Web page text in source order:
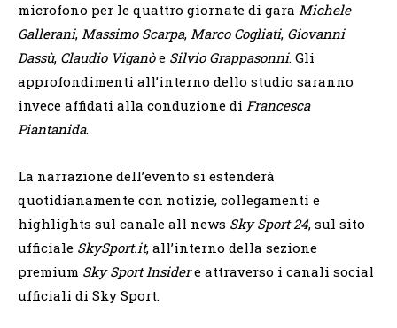
microfono per le quattro giornate di gara Michele
Gallerani, Massimo Scarpa, Marco Cogliati, Giovanni
Dassù, Claudio Viganòe Silvio Grappasonni. Gli
approfondimenti all’interno dello studio saranno
invece affidati alla conduzione di Francesca
Piantanida.
La narrazione dell’evento si estenderà
quotidianamente con notizie, collegamenti e
highlights sul canale all news Sky Sport 24, sul sito
ufficiale SkySport.it, all’interno della sezione
premium Sky Sport Insidere attraverso i canali social
ufficiali di Sky Sport.